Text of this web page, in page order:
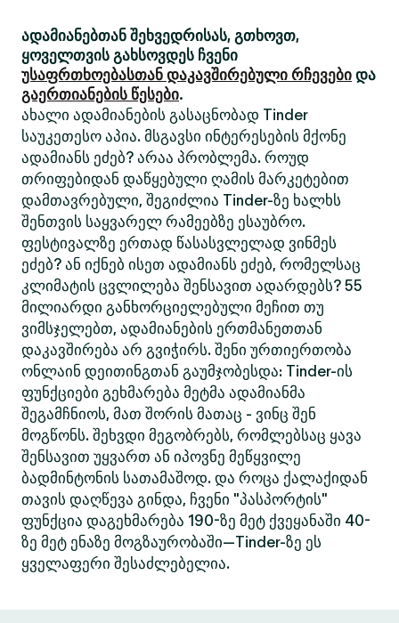
ადამიანებთან შეხვედრისას, გთხოვთ,
ყოველთვის გახსოვდეს ჩვენი
უსაფრთხოებასთან დაკავშირებული რჩევები და
გაერთიანების წესები.
ახალი ადამიანების გასაცნობად Tinder
საუკეთესო აპია. მსგავსი ინტერესების მქონე
ადამიანს ეძებ? არაა პრობლემა. როუდ
თრიფებიდან დაწყებული ღამის მარკეტებით
დამთავრებული, შეგიძლია Tinder-ზე ხალხს
შენთვის საყვარელ რამეებზე ესაუბრო.
ფესტივალზე ერთად წასასვლელად ვინმეს
ეძებ? ან იქნებ ისეთ ადამიანს ეძებ, რომელსაც
კლიმატის ცვლილება შენსავით ადარდებს? 55
მილიარდი განხორციელებული მეჩით თუ
ვიმსჯელებთ, ადამიანების ერთმანეთთან
დაკავშირება არ გვიჭირს. შენი ურთიერთობა
ონლაინ დეითინგთან გაუმჯობესდა: Tinder-ის
ფუნქციები გეხმარება მეტმა ადამიანმა
შეგამჩნიოს, მათ შორის მათაც - ვინც შენ
მოგწონს. შეხვდი მეგობრებს, რომლებსაც ყავა
შენსავით უყვართ ან იპოვნე მეწყვილე
ბადმინტონის სათამაშოდ. და როცა ქალაქიდან
თავის დაღწევა გინდა, ჩვენი "პასპორტის"
ფუნქცია დაგეხმარება 190-ზე მეტ ქვეყანაში 40-
ზე მეტ ენაზე მოგზაურობაში—Tinder-ზე ეს
ყველაფერი შესაძლებელია.